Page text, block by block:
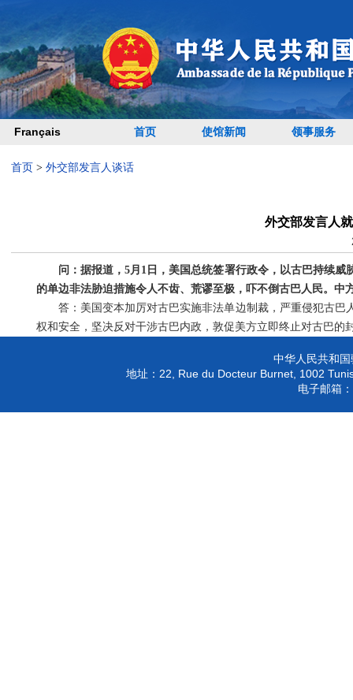
Français 首页 使馆新闻 领事服务
首页 > 外交部发言人谈话
外交部发言人
问：据报道，5月1日，美国总统签署行政令，以古巴持续
的单边非法胁迫措施令人不齿、荒谬至极，吓不倒古巴人民。中
答：美国变本加厉对古巴实施非法单边制裁，严重侵犯古
权和安全，坚决反对干涉古巴内政，敦促美方立即终止对古巴的
中华人民共和
地址： 22, Rue du Docteur Burnet, 1002
电子邮箱：